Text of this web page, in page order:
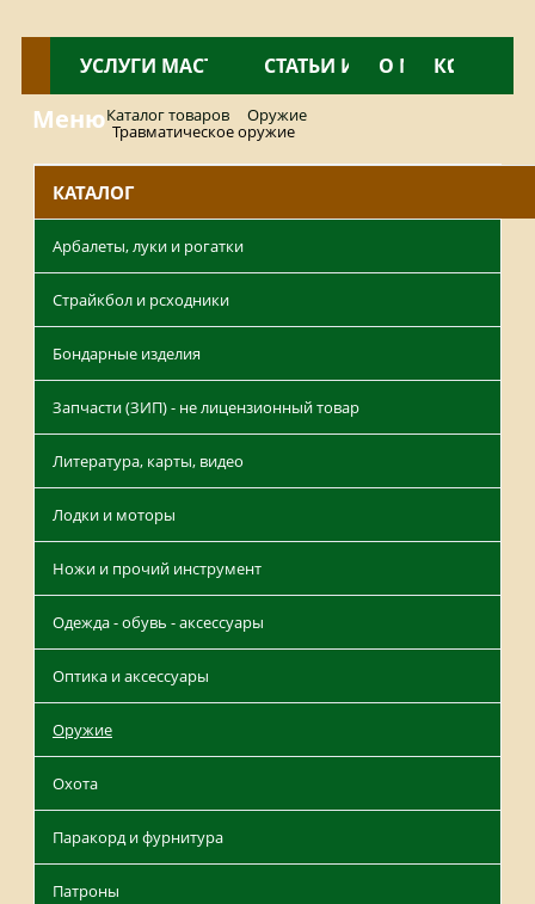
КАТАЛОГ
УСЛУГИ МАСТЕРСКОЙНОВОСТИ
СТАТЬИ И ОБЗОРЫ
О МАГАЗИНЕ
МенюКаталог товаров Оружие
Травматическое оружие
КАТАЛОГ
Арбалеты, луки и рогатки
Страйкбол и рсходники
Бондарные изделия
Запчасти (ЗИП) - не лицензионный товар
Литература, карты, видео
Лодки и моторы
Ножи и прочий инструмент
Одежда - обувь - аксессуары
Оптика и аксессуары
Оружие
Охота
Паракорд и фурнитура
Патроны